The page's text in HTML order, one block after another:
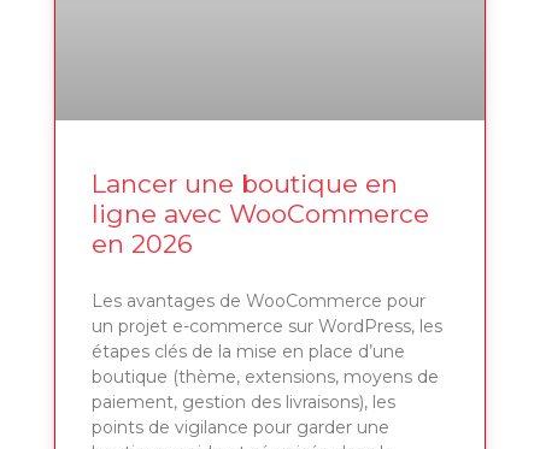
Lancer une boutique en
ligne avec WooCommerce
en 2026
Les avantages de WooCommerce pour
un projet e-commerce sur WordPress, les
étapes clés de la mise en place d’une
boutique (thème, extensions, moyens de
paiement, gestion des livraisons), les
points de vigilance pour garder une